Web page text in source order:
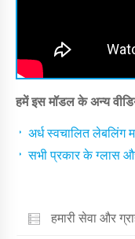
हमें इस मॉडल के अन्य
अर्ध स्वचालित लेबलिंग
सभी प्रकार के ग्लास
हमारी सेवा और